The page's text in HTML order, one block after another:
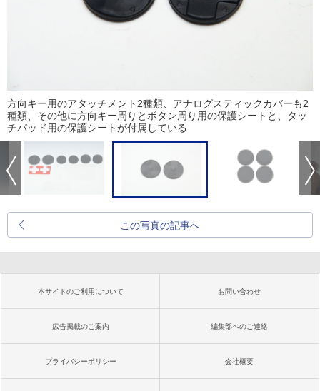
方向キー用のアタッチメント2種類、アナログスティックカバーも2
種類、その他に方向キー周りとボタン周り用の保護シートと、タッ
チパッド用の保護シートが付属している
この写真の記事へ
本サイトのご利用について お問い合わせ
広告掲載のご案内 編集部へのご連絡
プライバシーポリシー 会社概要